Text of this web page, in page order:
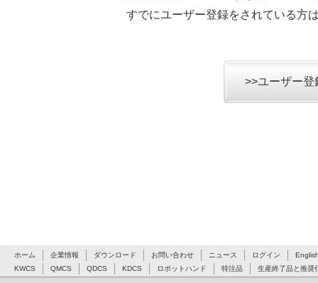
すでにユーザー登録をされている方
>>ユーザー
ホーム 企業情報 ダウンロード お問い合わせ ニュース ログイン
KWCS
QMCS QDCS KDCS ロボットハンド 特注品 生産終了品と推奨